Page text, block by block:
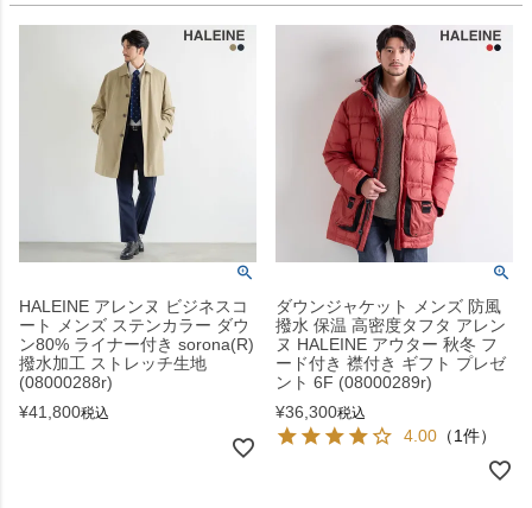
HALEINE アレンヌ ビジネスコ
ート メンズ ステンカラー ダウ
ン80% ライナー付き sorona(R)
撥水加工 ストレッチ生地
(08000288r)
¥41,800税込
ダウンジャケット メンズ 防風
撥水 保温 高密度タフタ アレン
ヌ HALEINE アウター 秋冬 フ
ード付き 襟付き ギフト プレゼ
ント 6F (08000289r)
¥36,300税込
4.00 （1件）